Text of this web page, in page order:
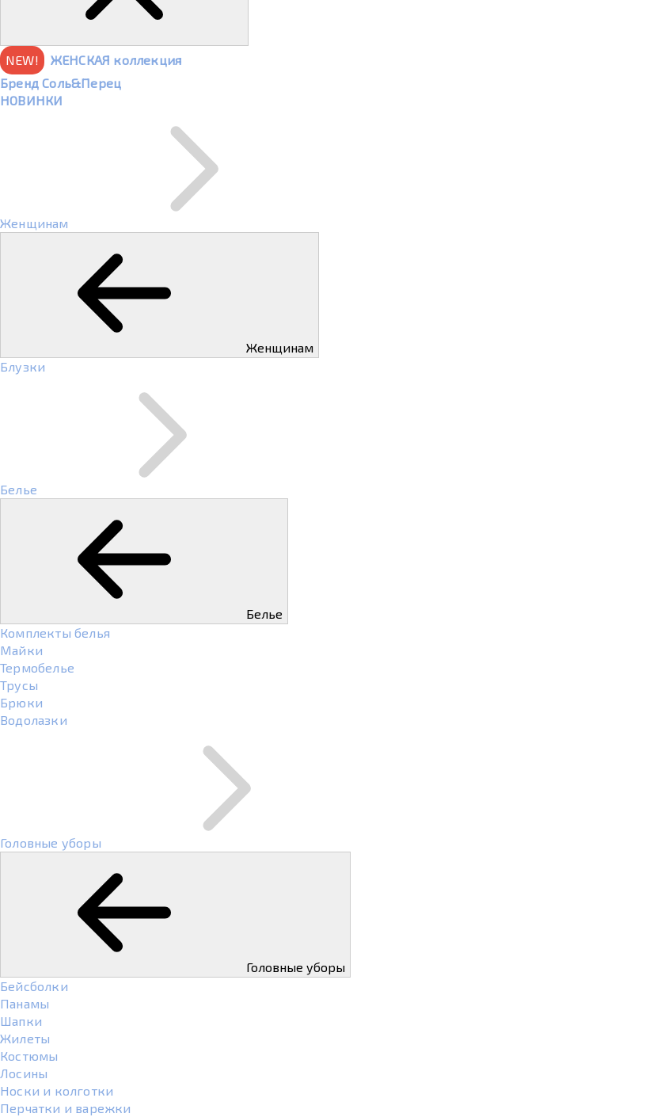
NEW!
ЖЕНСКАЯ коллекция
Бренд Соль&Перец
НОВИНКИ
Женщинам
Женщинам
Блузки
Белье
Белье
Комплекты белья
Майки
Термобелье
Трусы
Брюки
Водолазки
Головные уборы
Головные уборы
Бейсболки
Панамы
Шапки
Жилеты
Костюмы
Лосины
Носки и колготки
Перчатки и варежки